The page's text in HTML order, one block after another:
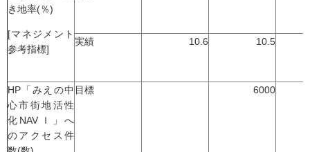
き地率(％)
[マネジメント
参考指標]
実績 10.6 10.5
HP「みえの中
心市街地活性
化NAVＩ」へ
のアクセス件
目標 6000